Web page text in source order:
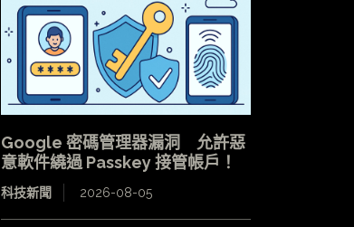
Google 密碼管理器漏洞 允許惡
意軟件繞過 Passkey 接管帳戶！
科技新聞 2026-08-05